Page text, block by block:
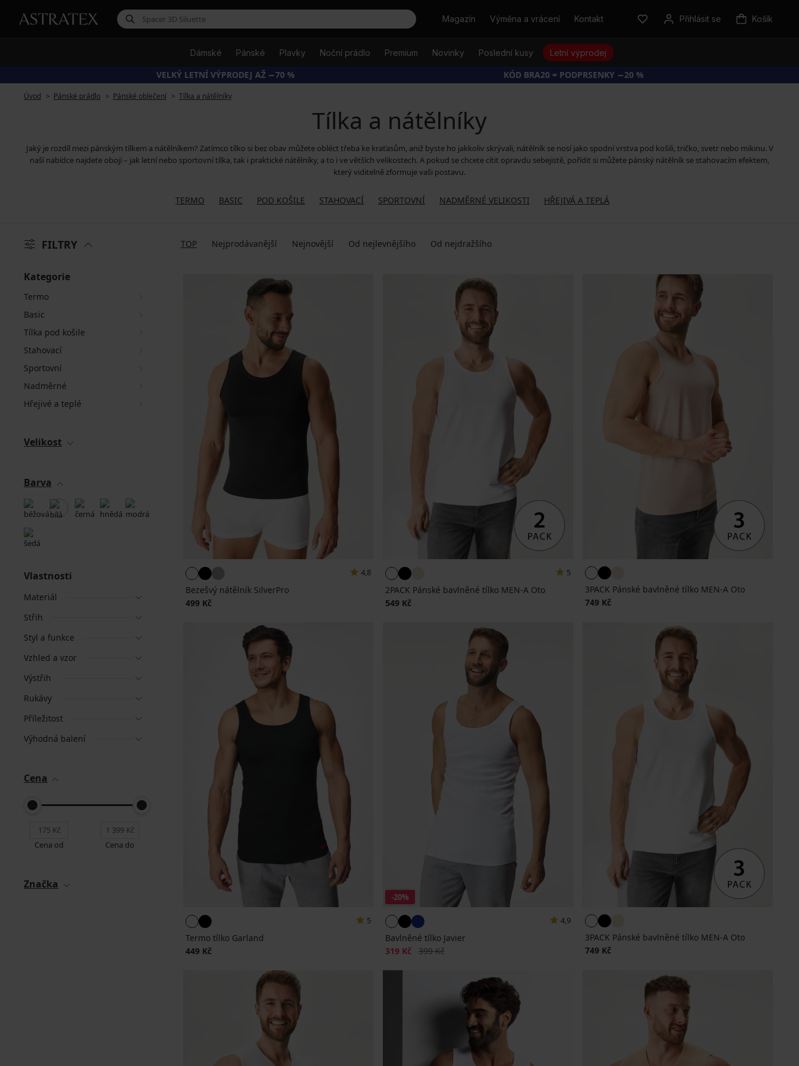
HledatMagazín Výměna a vrácení Kontakt Přihlásit se Košík
Dámské Pánské Plavky Noční prádlo Premium Novinky Poslední kusy Letní výprodej
VELKÝ LETNÍ VÝPRODEJ AŽ −70 % KÓD BRA20 = PODPRSENKY −20 %
Úvod Pánské prádlo Pánské oblečení Tílka a nátělníky
Tílka a nátělníky
Jaký je rozdíl mezi pánským tílkem a nátělníkem? Zatímco tílko si bez obav můžete obléct třeba ke kraťasům, aniž byste ho jakkoliv skrývali, nátělník se nosí jako spodní vrstva pod košili, tričko, svetr nebo mikinu. V
naší nabídce najdete obojí – jak letní nebo sportovní tílka, tak i praktické nátělníky, a to i ve větších velikostech. A pokud se chcete cítit opravdu sebejistě, pořídit si můžete pánský nátělník se stahovacím efektem,
který viditelně zformuje vaši postavu.
TERMO BASIC POD KOŠILE STAHOVACÍ SPORTOVNÍ NADMĚRNÉ VELIKOSTI HŘEJIVÁ A TEPLÁ
FILTRY TOP Nejprodávanější Nejnovější Od nejlevnějšího Od nejdražšího
Kategorie
Termo
Basic
Tílka pod košile
Stahovací
Sportovní
Nadměrné
Hřejivé a teplé
Velikost
Barva
Vlastnosti
Materiál
Střih
Styl a funkce
Vzhled a vzor
Výstřih
Rukávy
Příležitost
Výhodná balení
Cena
Cena od Cena do
Značka
4,8
Bezešvý nátělník SilverPro
499 Kč
5
2PACK Pánské bavlněné tílko MEN-A Oto
549 Kč
3PACK Pánské bavlněné tílko MEN-A Oto
749 Kč
5
Termo tílko Garland
449 Kč
-20%
4,9
Bavlněné tílko Javier
Sleva
319 Kč Původní cena
399 Kč
3PACK Pánské bavlněné tílko MEN-A Oto
749 Kč